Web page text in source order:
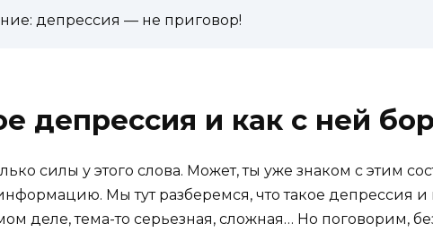
депрессия — не приговор!
депрессия и как с ней
силы у этого слова. Может, ты уже знаком с этим
Мы тут разберемся, что такое депрессия и
деле, тема-то серьезная, сложная… Но поговорим,